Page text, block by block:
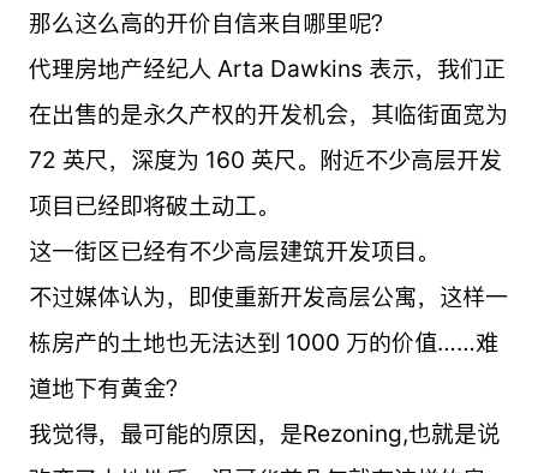
那么这么高的开价自信来自哪里呢？
代理房地产经纪人 Arta Dawkins 表示，我们正
在出售的是永久产权的开发机会，其临街面宽为
72 英尺，深度为 160 英尺。附近不少高层开发
项目已经即将破土动工。
这一街区已经有不少高层建筑开发项目。
不过媒体认为，即使重新开发高层公寓，这样一
栋房产的土地也无法达到 1000 万的价值……难
道地下有黄金？
我觉得，最可能的原因，是Rezoning,也就是说